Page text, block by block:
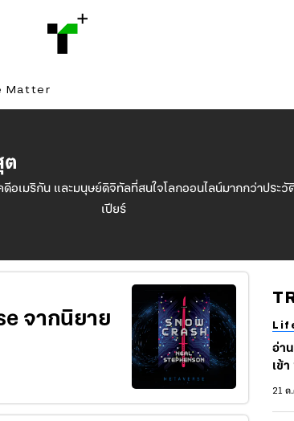
Matter
ต
อเมริกัน และมนุษย์ดิจิทัลที่สนใจโลกออนไลน์มากกว่าประวั
เปียร์
อ่า
เข้
...ต
21
จากนิยาย